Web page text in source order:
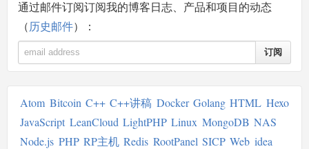
通过邮件订阅订阅我的博客日志、产品和项目的动态
（历史邮件）：
订阅
Atom Bitcoin C++ C++讲稿 Docker Golang HTML Hexo
JavaScript LeanCloud LightPHP Linux MongoDB NAS
Node.js PHP RP主机 Redis RootPanel SICP Web idea